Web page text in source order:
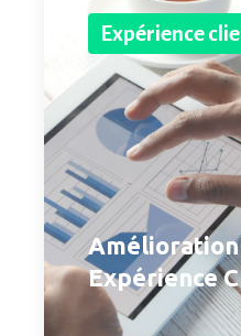
Expérience
Expérience